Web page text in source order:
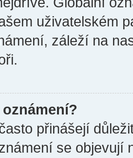
uživatelském
záleží na
přinášejí
se objevují